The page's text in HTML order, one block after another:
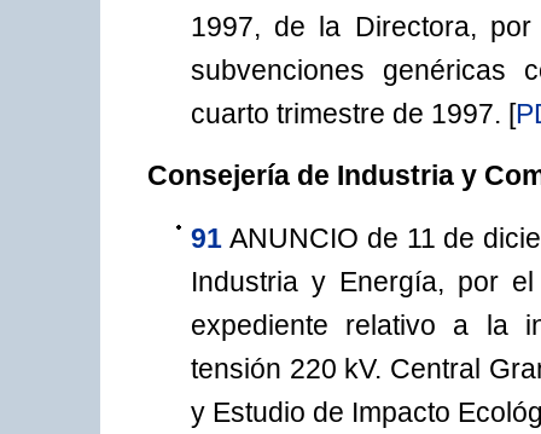
1997, de la Directora,
subvenciones genéricas
cuarto trimestre de 1997. [
Consejería de Industria y
91 ANUNCIO de 11 de
Industria y Energía, por
expediente relativo a la
tensión 220 kV. Central
y Estudio de Impacto